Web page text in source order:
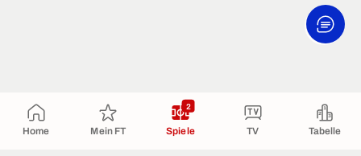
Home Mein FT Spiele
2
TV Tabelle